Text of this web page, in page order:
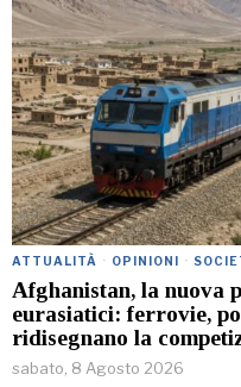
ATTUALITÀ · OPINIONI ·
Afghanistan, la nuova
eurasiatici: ferrovie,
ridisegnano la
sabato, 8 Agosto 2026